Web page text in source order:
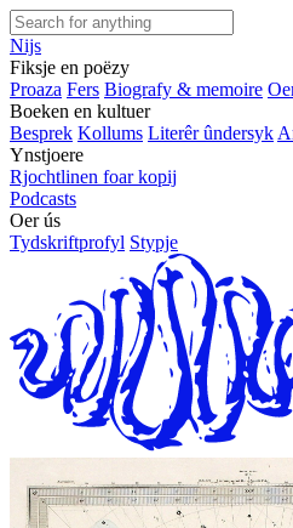
Nijs
Fiksje en poëzy
Proaza Fers Biografy & memoire
Boeken en kultuer
Besprek Kollums Literêr ûndersyk
Ynstjoere
Rjochtlinen foar kopij
Podcasts
Oer ús
Tydskriftprofyl Stypje